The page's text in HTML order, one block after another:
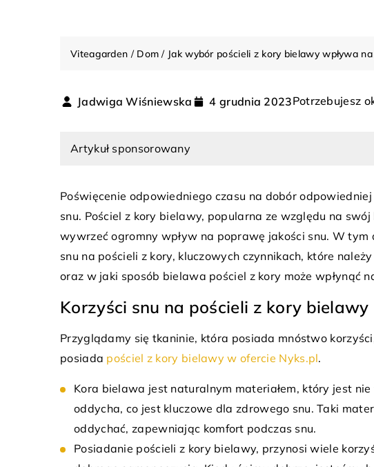
Viteagarden / Dom / Jak wybór pościeli z kory bielawy wpływa
Jadwiga Wiśniewska 4 grudnia 2023Potrzebujesz
Artykuł sponsorowany
Poświęcenie odpowiedniego czasu na dobór
snu. Pościel z kory bielawy, popularna ze względu na
wywrzeć ogromny wpływ na poprawę jakości snu. W
snu na pościeli z kory, kluczowych czynnikach, które
oraz w jaki sposób bielawa pościel z kory może wpłynąć
Korzyści snu na pościeli z kory bielawy
Przyglądamy się tkaninie, która posiada mnóstwo
posiada pościel z kory bielawy w ofercie Nyks.pl.
Kora bielawa jest naturalnym materiałem, który jest
oddycha, co jest kluczowe dla zdrowego snu. Taki
oddychać, zapewniając komfort podczas snu.
Posiadanie pościeli z kory bielawy, przynosi wiele
ARANŻACJA WNĘTRZ DOM
21 maja 2025
Jak efektywnie organizować przestrzeń
do segregacji odpadów w domu?
domową przestrzeń do segregacji
odpadów, aby była funkcjonalna i
estetyczna, przy jednoczesnym dbaniu o
środowisko naturalne.
7 czerwca 2023
Do jakiego wnętrza
klasycznym stylu?
Obrazy barokowe —
sztuki, pełne
do jakiego wnętrza